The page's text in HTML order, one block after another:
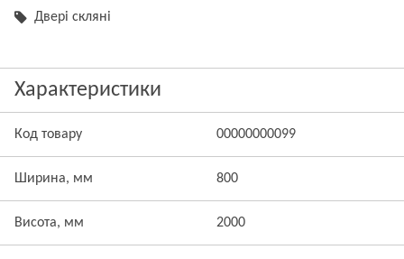
Двері скляні
Характеристики
Код товару 00000000099
Ширина, мм 800
Висота, мм 2000